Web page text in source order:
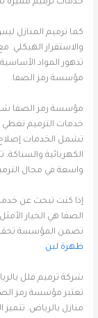
خدمات ترميم مميزة
كما ترميم المنازل
والاستقرار الهيكلي.
تدهور المواد
مؤسسة رمز الصفا.
مؤسسة رمز الصفا
خدمات الترميم تغطي
تشمل الخدمات إصلاح
الكهربائية
واسعة في مجال
إذا كنت تبحث عن
الصفا هي الخيار
تضمن المؤسسة
ظهرة لبن
شركة ترميم فلل
تعتبر مؤسسة رمز
منازل بالرياض. تتميز